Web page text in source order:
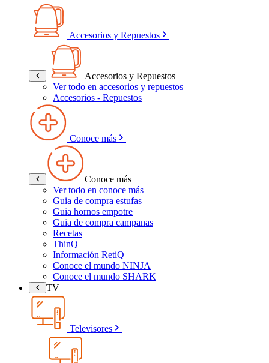
Accesorios y Repuestos
Accesorios y Repuestos
Ver todo en accesorios y repuestos
Accesorios - Repuestos
Conoce más
Conoce más
Ver todo en conoce más
Guia de compra estufas
Guia hornos empotre
Guia de compra campanas
Recetas
ThinQ
Información RetiQ
Conoce el mundo NINJA
Conoce el mundo SHARK
TV
Televisores